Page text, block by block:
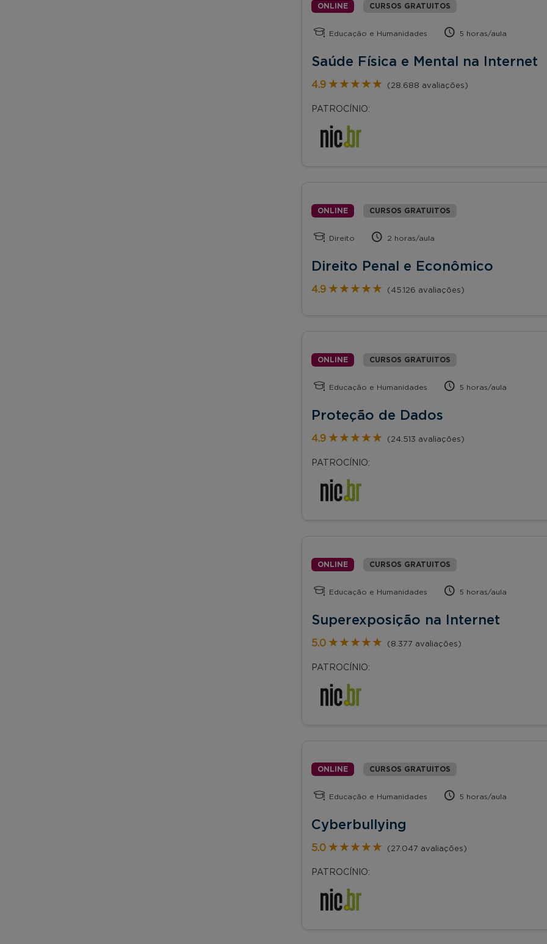
ONLINE CURSOS GRATUITOS
Educação e Humanidades 5 horas/aula
Saúde Física e Mental na Internet
4.9 ★★★★★
★★★★★ (28.688 avaliações)
PATROCÍNIO:
ONLINE CURSOS GRATUITOS
Direito 2 horas/aula
Direito Penal e Econômico
4.9 ★★★★★
★★★★★ (45.126 avaliações)
ONLINE CURSOS GRATUITOS
Educação e Humanidades 5 horas/aula
Proteção de Dados
4.9 ★★★★★
★★★★★ (24.513 avaliações)
PATROCÍNIO:
ONLINE CURSOS GRATUITOS
Educação e Humanidades 5 horas/aula
Superexposição na Internet
5.0 ★★★★★
★★★★★ (8.377 avaliações)
PATROCÍNIO:
ONLINE CURSOS GRATUITOS
Educação e Humanidades 5 horas/aula
Cyberbullying
5.0 ★★★★★
★★★★★ (27.047 avaliações)
PATROCÍNIO: